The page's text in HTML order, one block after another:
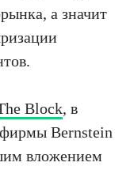
а значит
Block, в
фирмы Bernstein
вложением